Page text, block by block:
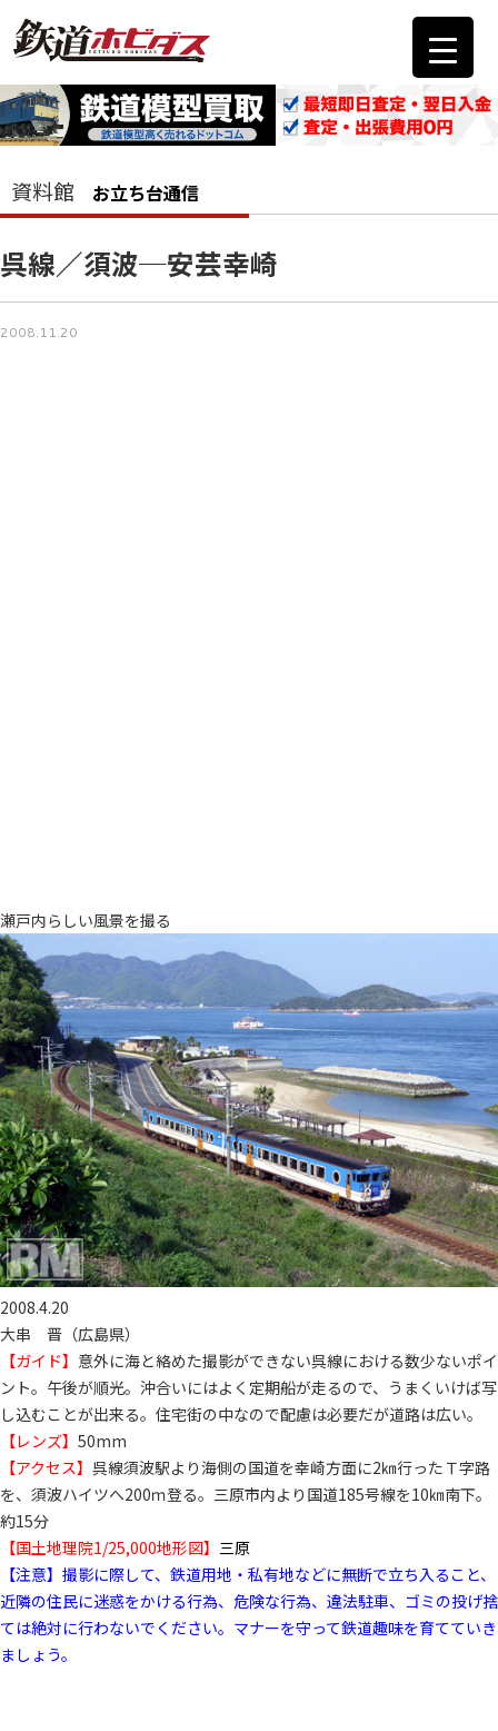
資料館 お立ち台通信
呉線／須波─安芸幸崎
2008.11.20
瀬戸内らしい風景を撮る
2008.4.20
大串 晋（広島県）
【ガイド】 意外に海と絡めた撮影ができない呉線における数少ないポイ
ント。午後が順光。沖合いにはよく定期船が走るので、うまくいけば写
し込むことが出来る。住宅街の中なので配慮は必要だが道路は広い。
【レンズ】 50mm
【アクセス】 呉線須波駅より海側の国道を幸崎方面に2㎞行ったＴ字路
を、須波ハイツへ200ｍ登る。三原市内より国道185号線を10㎞南下。
約15分
【国土地理院1/25,000地形図】 三原
【注意】撮影に際して、鉄道用地・私有地などに無断で立ち入ること、
近隣の住民に迷惑をかける行為、危険な行為、違法駐車、ゴミの投げ捨
ては絶対に行わないでください。マナーを守って鉄道趣味を育てていき
ましょう。